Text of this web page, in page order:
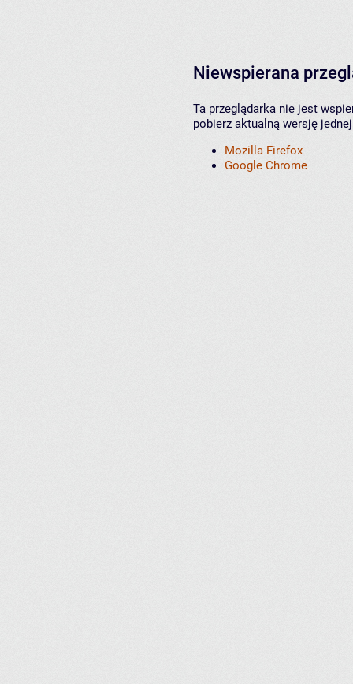
Niewspierana
Ta przeglądarka nie jest
pobierz aktualną wersję
Mozilla Firefox
Google Chrome